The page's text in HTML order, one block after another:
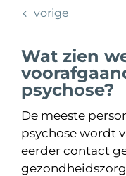
vorige
Wat zien
psychose?
De meeste
psychose wordt
eerder contact